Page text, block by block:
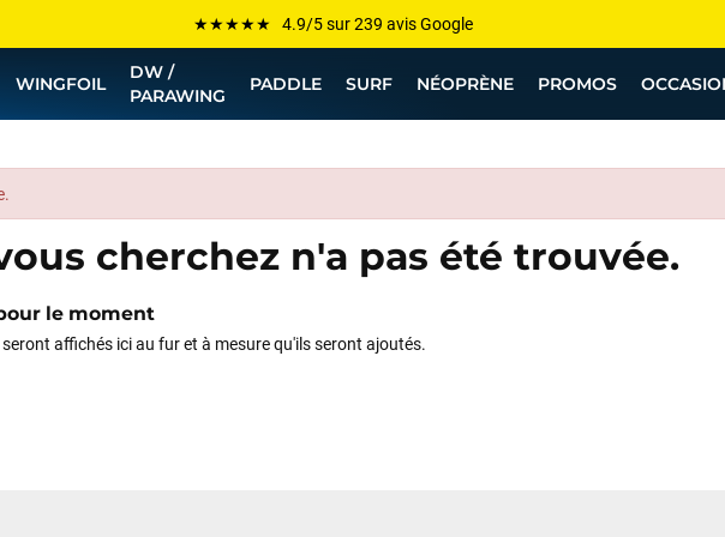
Jusqu’à -75% de remise sur le windsurf, wingfoil, etc...
WINGFOIL
DW /
PARAWING
PADDLE SURF NÉOPRÈNE PROMOS
cherchez n'a pas été trouvée.
le moment
affichés ici au fur et à mesure qu'ils seront ajoutés.